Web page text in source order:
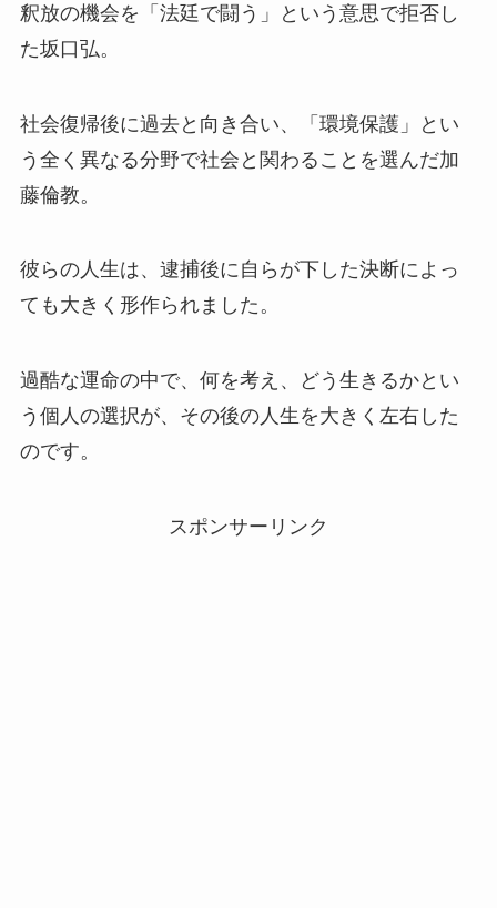
釈放の機会を「法廷で闘う」という意思で拒否し
た坂口弘。
社会復帰後に過去と向き合い、「環境保護」とい
う全く異なる分野で社会と関わることを選んだ加
藤倫教。
彼らの人生は、逮捕後に自らが下した決断によっ
ても大きく形作られました。
過酷な運命の中で、何を考え、どう生きるかとい
う個人の選択が、その後の人生を大きく左右した
のです。
スポンサーリンク